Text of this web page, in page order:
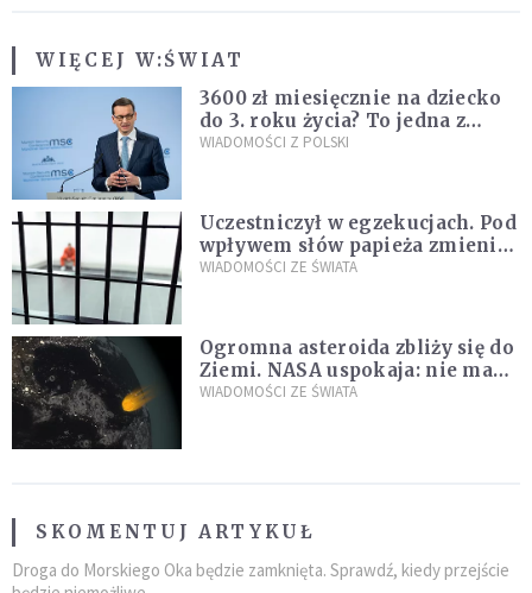
WIĘCEJ W:ŚWIAT
3600 zł miesięcznie na dziecko
do 3. roku życia? To jedna z
propozycji programu "Rozwój
WIADOMOŚCI Z POLSKI
Uczestniczył w egzekucjach. Pod
wpływem słów papieża zmienił
zdanie
WIADOMOŚCI ZE ŚWIATA
Ogromna asteroida zbliży się do
Ziemi. NASA uspokaja: nie ma
zagrożenia
WIADOMOŚCI ZE ŚWIATA
SKOMENTUJ ARTYKUŁ
Droga do Morskiego Oka będzie zamknięta. Sprawdź, kiedy przejście